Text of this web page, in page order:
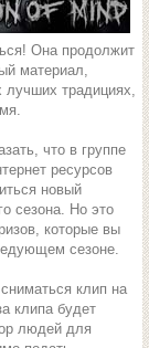
Она продолжит
материал,
традициях,
что в группе
ресурсов
новый
сезона. Но это
которые вы
сезоне.
клип на
клипа будет
людей для